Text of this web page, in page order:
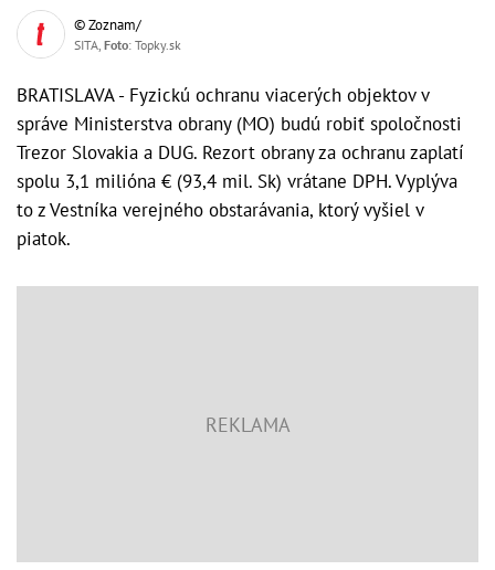
© Zoznam/
SITA, Foto: Topky.sk
BRATISLAVA - Fyzickú ochranu viacerých objektov v
správe Ministerstva obrany (MO) budú robiť spoločnosti
Trezor Slovakia a DUG. Rezort obrany za ochranu zaplatí
spolu 3,1 milióna € (93,4 mil. Sk) vrátane DPH. Vyplýva
to z Vestníka verejného obstarávania, ktorý vyšiel v
piatok.